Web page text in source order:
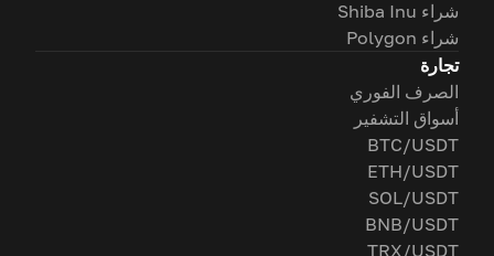
شراء Shiba Inu
شراء Polygon
تجارة
الصرف الفوري
أسواق التشفير
BTC/USDT
ETH/USDT
SOL/USDT
BNB/USDT
TRX/USDT